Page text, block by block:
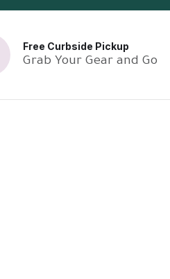
Free Curbside Pickup
Grab Your Gear and Go